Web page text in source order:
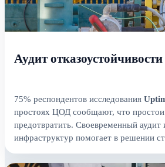
Аудит
75% респондентов исследования
простоях ЦОД сообщают, что
предотвратить. Своевременный
инфраструктур помогает в решении